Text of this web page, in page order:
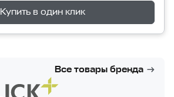
Купить в один клик
Все товары бренда